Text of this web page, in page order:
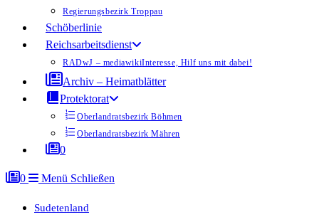
Regierungsbezirk Troppau
Schöberlinie
Reichsarbeitsdienst
RADwJ – mediawikiInteresse, Hilf uns mit dabei!
Archiv – Heimatblätter
Protektorat
Oberlandratsbezirk Böhmen
Oberlandratsbezirk Mähren
0
0 Menü Schließen
Sudetenland